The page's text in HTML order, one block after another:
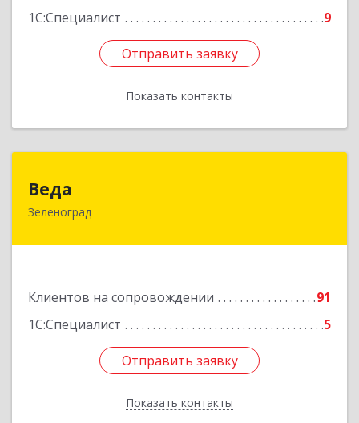
1С:Специалист
9
Отправить заявку
Показать контакты
Отправить заявку
Назад
Веда
Зеленоград
Клиентов на сопровождении
91
1С:Специалист
5
Отправить заявку
Показать контакты
124683, Москва г, Зеленоград г, корпус 1504,
Отправить заявку
Назад